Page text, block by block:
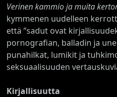
Verinen kammio ja muita
kymmenen uudelleen
että ”sadut ovat
pornografian, balladin ja
punahilkat, lumikit ja
seksuaalisuuden
Kirjallisuutta